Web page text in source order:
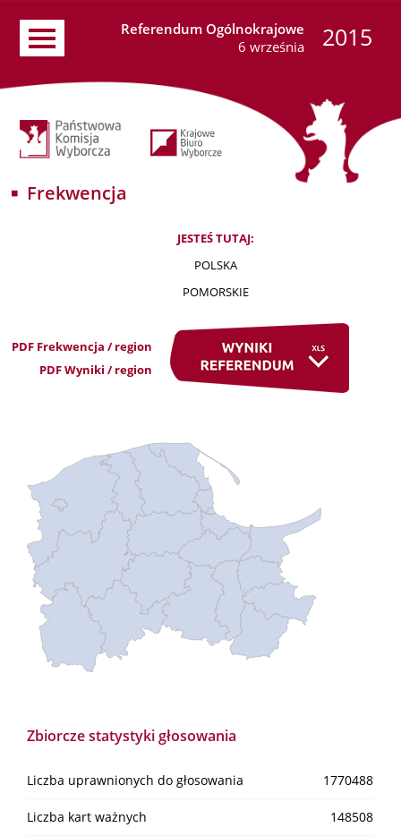
Referendum Ogólnokrajowe
6 września
2015
Frekwencja
JESTEŚ TUTAJ:
POLSKA
POMORSKIE
PDF Frekwencja / region
PDF Wyniki / region
Zbiorcze statystyki głosowania
Liczba uprawnionych do głosowania 1770488
Liczba kart ważnych 148508